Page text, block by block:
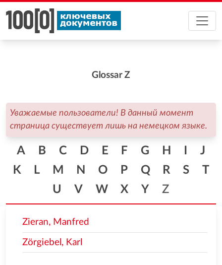
Glossar Z
Уважаемые пользователи! В данный момент
страница существует лишь на немецком языке.
A B C D E F G H
J
K
L M N O P Q R S
T
U
V W X Y Z
Zieran, Manfred
Zörgiebel, Karl